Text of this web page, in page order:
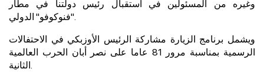
وغيره من المسئولين في استقبال رئيس دولتنا في مطار
"فنوكوفو" الدولي.
ويشمل برنامج الزيارة مشاركة الرئيس الأوزبكي في الاحتفالات
الرسمية بمناسبة مرور 81 عاما على نصر أبان الحرب العالمية
الثانية.